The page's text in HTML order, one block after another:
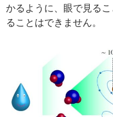
かるように、眼で見る
ることはできません。